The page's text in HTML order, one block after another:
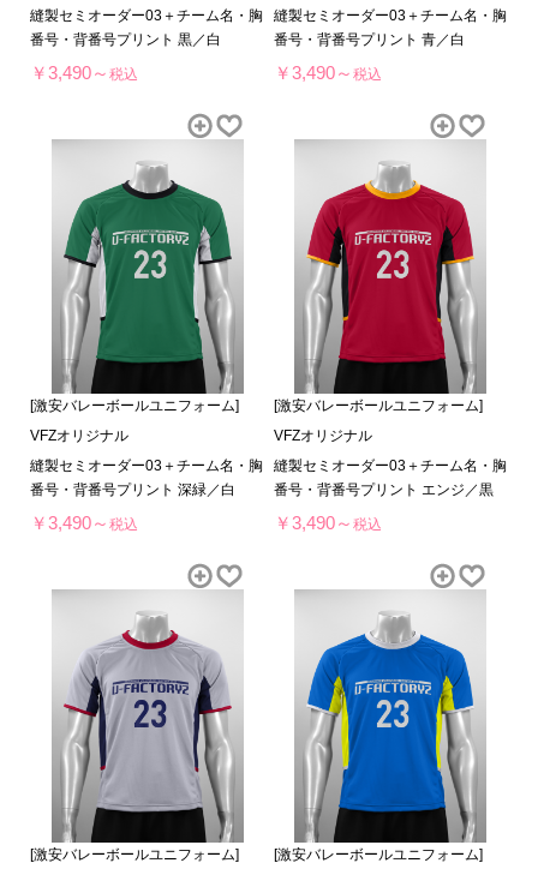
縫製セミオーダー03＋チーム名・胸
番号・背番号プリント 黒／白
￥3,490～税込
縫製セミオーダー03＋チーム名・胸
番号・背番号プリント 青／白
￥3,490～ 税込
[激安バレーボールユニフォーム]
VFZオリジナル
縫製セミオーダー03＋チーム名・胸
番号・背番号プリント 深緑／白
￥3,490～税込
[激安バレーボールユニフォーム]
VFZオリジナル
縫製セミオーダー03＋チーム名・胸
番号・背番号プリント エンジ／黒
￥3,490～ 税込
[激安バレーボールユニフォーム]
[激安バレーボールユニフォーム]